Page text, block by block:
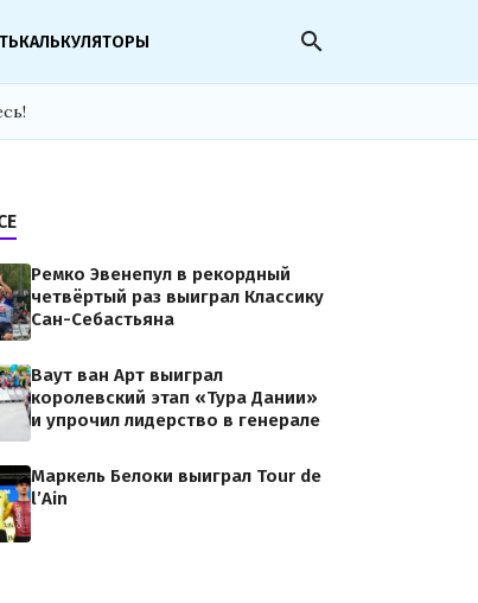
КАЛЬКУЛЯТОРЫ search
Ремко Эвенепул в рекордный
четвёртый раз выиграл Классику
Сан-Себастьяна
Ваут ван Арт выиграл
королевский этап «Тура Дании»
и упрочил лидерство в генерале
Маркель Белоки выиграл Tour de
l’Ain